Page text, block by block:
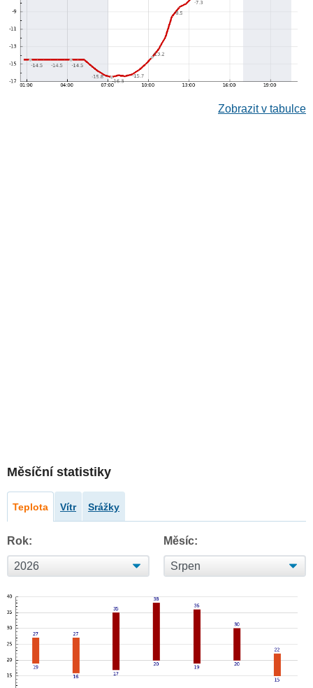
Zobrazit v tabulce
Měsíční statistiky
Teplota Vítr Srážky
Rok: Měsíc: